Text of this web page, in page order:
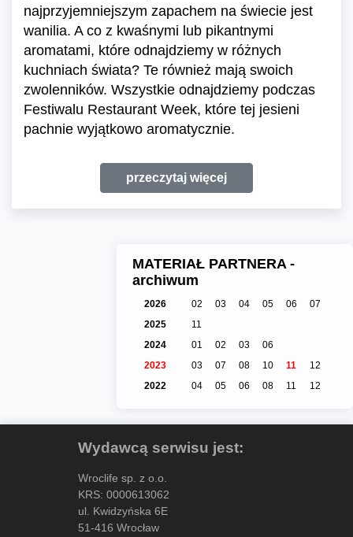
najprzyjemniejszym zapachem na świecie jest
wanilia. A co z kwaśnymi lub pikantnymi
aromatami, które odnajdziemy w różnych
kuchniach świata? Te również mają swoich
zwolenników. Wszystkie odnajdziemy podczas
Festiwalu Restaurant Week, które tej jesieni
pachnie wyjątkowo aromatycznie.
przeczytaj więcej
MATERIAŁ PARTNERA -
archiwum
2026 02 03 04 05 06
07
2025
11
2024
01 02 03
06
2023
03 07 08 10 11
12
2022
04 05 06 08 11 12
Wydawcą serwisu jest:
Wroclife sp. z o.o.
KRS: 0000613062
ul. Kwidzyńska 6E
51-416 Wrocław